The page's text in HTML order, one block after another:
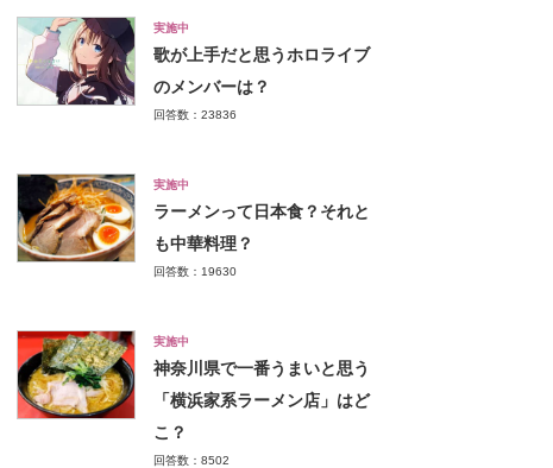
実施中
歌が上手だと思うホロライブ
のメンバーは？
回答数：23836
実施中
ラーメンって日本食？それと
も中華料理？
回答数：19630
実施中
神奈川県で一番うまいと思う
「横浜家系ラーメン店」はど
こ？
回答数：8502